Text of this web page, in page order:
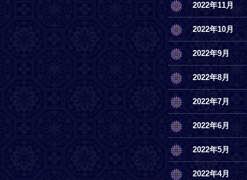
2022年11月
2022年10月
2022年9月
2022年8月
2022年7月
2022年6月
2022年5月
2022年4月